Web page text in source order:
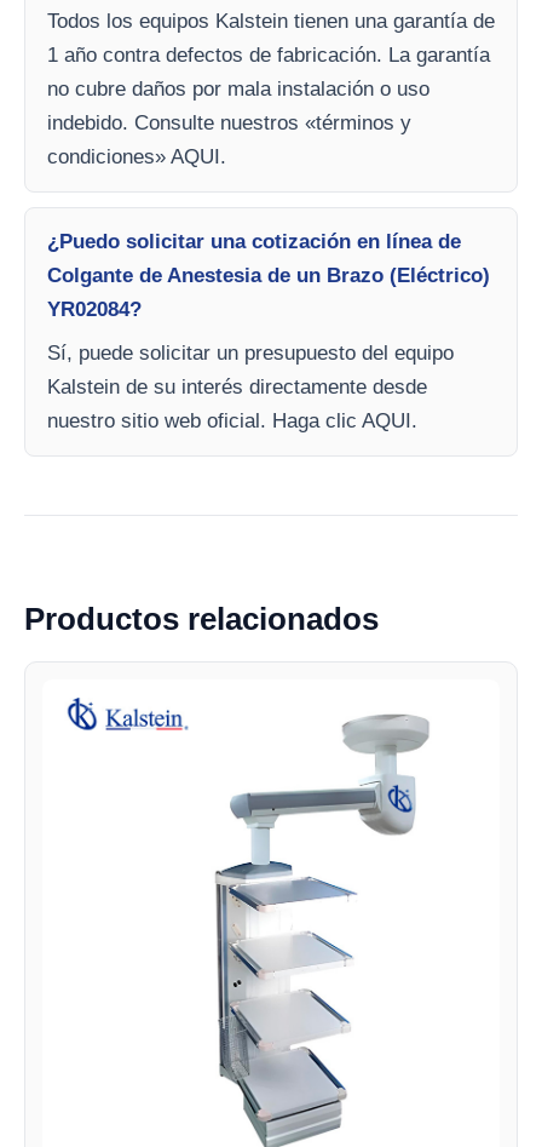
Todos los equipos Kalstein tienen una garantía de
1 año contra defectos de fabricación. La garantía
no cubre daños por mala instalación o uso
indebido. Consulte nuestros «términos y
condiciones» AQUI.
¿Puedo solicitar una cotización en línea de
Colgante de Anestesia de un Brazo (Eléctrico)
YR02084?
Sí, puede solicitar un presupuesto del equipo
Kalstein de su interés directamente desde
nuestro sitio web oficial. Haga clic AQUI.
Productos relacionados